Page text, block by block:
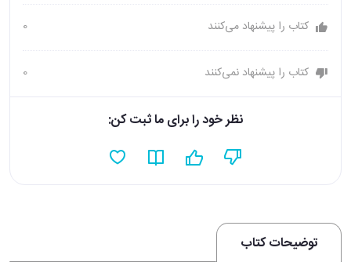
کتاب را پیشنهاد می‌کنند 0
کتاب را پیشنهاد نمی‌کنند 0
نظر خود را برای ما ثبت کن:
توضیحات کتاب